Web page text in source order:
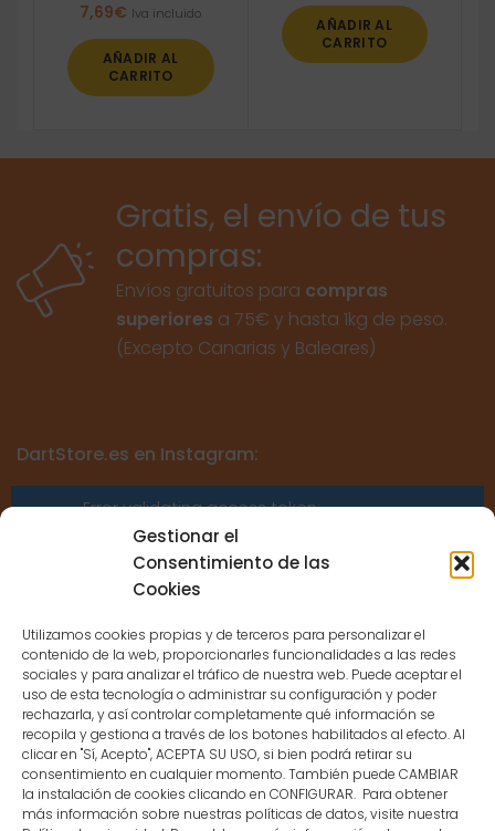
Gestionar el
Consentimiento de las
Cookies
Utilizamos cookies propias y de terceros para personalizar el
contenido de la web, proporcionarles funcionalidades a las redes
sociales y para analizar el tráfico de nuestra web. Puede aceptar el
uso de esta tecnología o administrar su configuración y poder
rechazarla, y así controlar completamente qué información se
recopila y gestiona a través de los botones habilitados al efecto. Al
clicar en "Sí, Acepto", ACEPTA SU USO, si bien podrá retirar su
consentimiento en cualquier momento. También puede CAMBIAR
la instalación de cookies clicando en CONFIGURAR. Para obtener
más información sobre nuestras políticas de datos, visite nuestra
7,69€ Iva incluido
AÑADIR AL
CARRITO
AÑADIR AL
CARRITO
Gratis, el envío de tus
compras:
Envíos gratuitos para compras
superiores a 75€ y hasta 1kg de peso.
(Excepto Canarias y Baleares)
DartStore.es en Instagram:
Error validating access token:
Sessions for the user are not allowed
because the user is not a confirmed
CONTACTO
MENÚ PRINCIPAL